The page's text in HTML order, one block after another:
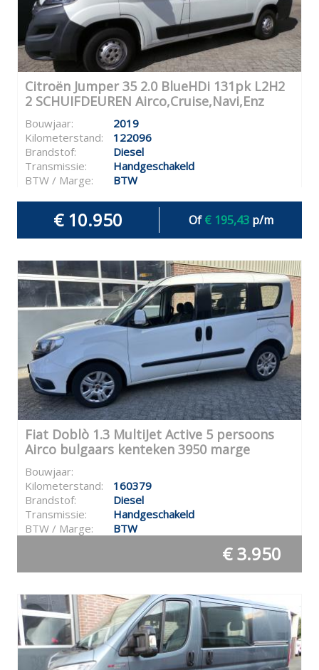
Citroën Jumper 35 2.0 BlueHDi 131pk L2H2
2 SCHUIFDEUREN Airco,Cruise,Navi,Enz
Bouwjaar:
2019
Kilometerstand:
122096
Brandstof:
Diesel
Transmissie:
Handgeschakeld
BTW / Marge:
BTW
€ 10.950 Of€ 195,43p/m
Fiat Doblò 1.3 MultiJet Active 5 persoons
Airco bulgaars kenteken 3950 marge
Bouwjaar:
Kilometerstand:
160379
Brandstof:
Diesel
Transmissie:
Handgeschakeld
BTW / Marge:
BTW
€ 3.950